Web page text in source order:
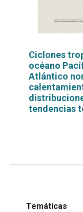
Ciclones
océano
Atlántico
tendencias
Temáticas